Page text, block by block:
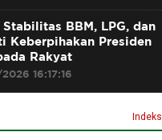
BBM, LPG, dan
Keberpihakan Presiden
Rakyat
16:17:16
Indeks